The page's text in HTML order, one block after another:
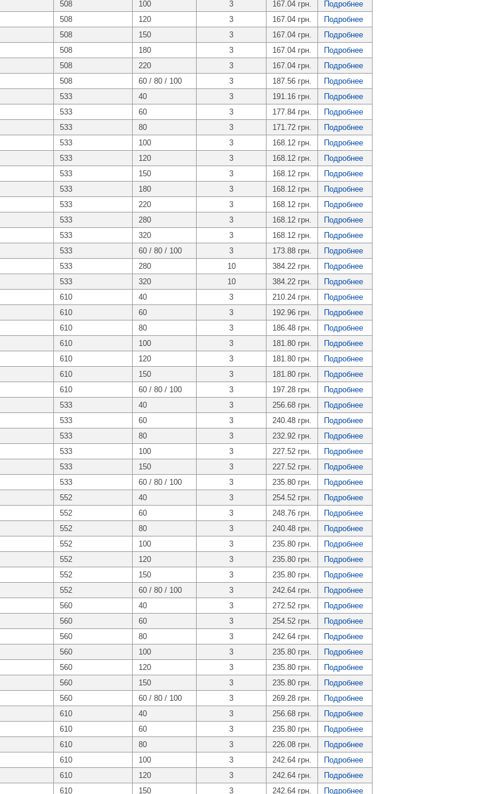
508 100 3 167.04 грн.
Подробнее
508 120 3 167.04 грн.
Подробнее
508 150 3 167.04 грн.
Подробнее
508 180 3 167.04 грн.
Подробнее
508 220 3 167.04 грн.
Подробнее
508 60 / 80 / 100 3 187.56 грн.
Подробнее
533 40 3 191.16 грн.
Подробнее
533 60 3 177.84 грн.
Подробнее
533 80 3 171.72 грн.
Подробнее
533 100 3 168.12 грн.
Подробнее
533 120 3 168.12 грн.
Подробнее
533 150 3 168.12 грн.
Подробнее
533 180 3 168.12 грн.
Подробнее
533 220 3 168.12 грн.
Подробнее
533 280 3 168.12 грн.
Подробнее
533 320 3 168.12 грн.
Подробнее
533 60 / 80 / 100 3 173.88 грн.
Подробнее
533 280 10 384.22 грн.
Подробнее
533 320 10 384.22 грн.
Подробнее
610 40 3 210.24 грн.
Подробнее
610 60 3 192.96 грн.
Подробнее
610 80 3 186.48 грн.
Подробнее
610 100 3 181.80 грн.
Подробнее
610 120 3 181.80 грн.
Подробнее
610 150 3 181.80 грн.
Подробнее
610 60 / 80 / 100 3 197.28 грн.
Подробнее
533 40 3 256.68 грн.
Подробнее
533 60 3 240.48 грн.
Подробнее
533 80 3 232.92 грн.
Подробнее
533 100 3 227.52 грн.
Подробнее
533 150 3 227.52 грн.
Подробнее
533 60 / 80 / 100 3 235.80 грн.
Подробнее
552 40 3 254.52 грн.
Подробнее
552 60 3 248.76 грн.
Подробнее
552 80 3 240.48 грн.
Подробнее
552 100 3 235.80 грн.
Подробнее
552 120 3 235.80 грн.
Подробнее
552 150 3 235.80 грн.
Подробнее
552 60 / 80 / 100 3 242.64 грн.
Подробнее
560 40 3 272.52 грн.
Подробнее
560 60 3 254.52 грн.
Подробнее
560 80 3 242.64 грн.
Подробнее
560 100 3 235.80 грн.
Подробнее
560 120 3 235.80 грн.
Подробнее
560 150 3 235.80 грн.
Подробнее
560 60 / 80 / 100 3 269.28 грн.
Подробнее
610 40 3 256.68 грн.
Подробнее
610 60 3 235.80 грн.
Подробнее
610 80 3 226.08 грн.
Подробнее
610 100 3 242.64 грн.
Подробнее
610 120 3 242.64 грн.
Подробнее
610 150 3 242.64 грн. Подробнее